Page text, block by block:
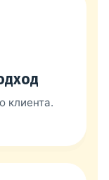
клиента.